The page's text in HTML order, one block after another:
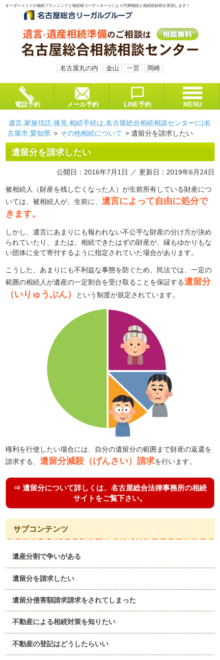
オーダーメイドの相続プランニングと相続税コーディネートにより円満相続と相続税節税を実現します！
名古屋丸の内 金山 一宮 岡崎
電話予約 メール予約 LINE予約 MENU
遺言,家族信託,後見,相続手続は,名古屋総合相続相談センターに|名
古屋市,愛知県 > その他相続について >遺留分を請求したい
遺留分を請求したい
公開日：2016年7月1日 ／ 更新日：2019年6月24日
被相続人（財産を残し亡くなった人）が生前所有している財産につ
いては、被相続人が、生前に、遺言によって自由に処分で
きます。
しかし、遺言にあまりにも報われない不公平な財産の分け方が決め
られていたり、または、相続できたはずの財産が、縁もゆかりもな
い団体に全て寄付するように指定されていた場合があります。
こうした、あまりにも不利益な事態を防ぐため、民法では、一定の
範囲の相続人が遺産の一定割合を受け取ることを保証する遺留分
（いりゅうぶん）
という制度が規定されています。
権利を行使したい場合には、自分の遺留分の範囲まで財産の返還を
請求する、遺留分減殺（げんさい）請求を行います。
⇒ 遺留分について詳しくは、名古屋総合法律事務所の相続
サイトをご覧下さい。
サブコンテンツ
遺産分割で争いがある
遺留分を請求したい
遺留分侵害額請求請求をされてしまった
不動産による相続対策を知りたい
不動産の登記はどうしたらいい